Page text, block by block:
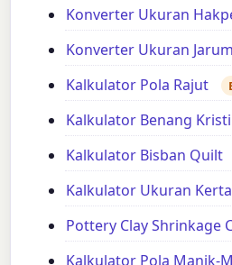
Konverter Ukuran
Konverter Ukuran
Kalkulator Pola Rajut
Kalkulator Benang
Kalkulator Bisban Quilt
Kalkulator Ukuran
Pottery Clay Shrinkage
Kalkulator Pola Manik-